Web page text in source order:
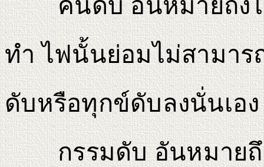
คนดับ อันหมายถึงไม่
ทํา ไฟนั้นย่อมไม่สามา
ดับหรือทุกข์ดับลงนั่นเอ
กรรมดับ อันหมายถึง